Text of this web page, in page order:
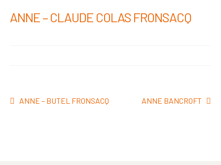
ANNE – CLAUDE COLAS FRONSACQ
Navegació
Entrada
ANNE – BUTEL FRONSACQ
Pròxima
ANNE BANCROFT